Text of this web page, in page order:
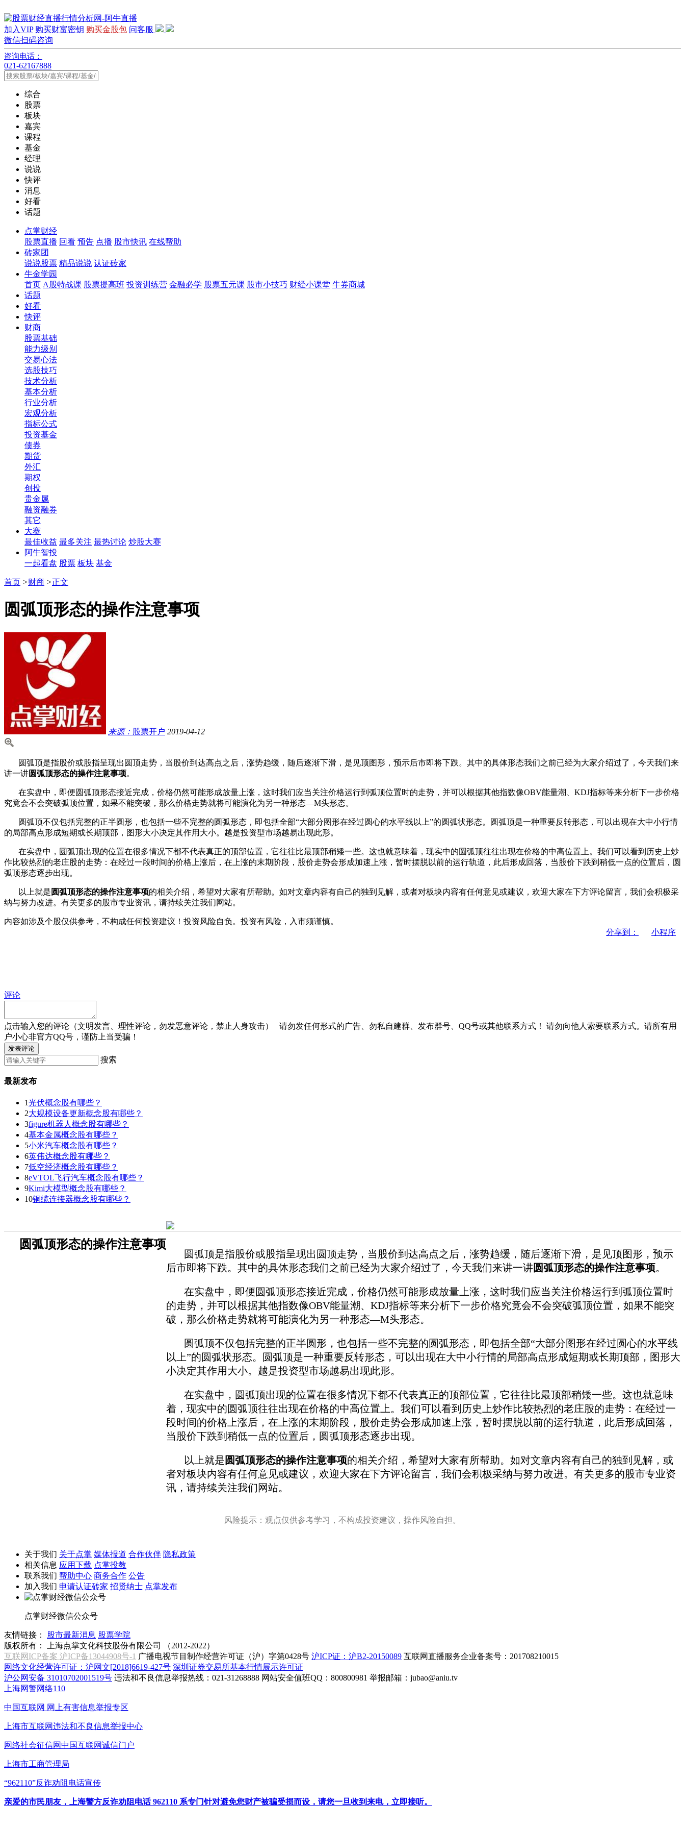
加入VIP 购买财富密钥 购买金股包 问客服
微信扫码咨询
咨询电话：
021-62167888
综合
股票
板块
嘉宾
课程
基金
经理
说说
快评
消息
好看
话题
点掌财经
股票直播 回看 预告 点播 股市快讯 在线帮助
砖家团
说说股票 精品说说 认证砖家
牛金学园
首页 A股特战课 股票提高班 投资训练营 金融必学 股票五元课 股市小技巧 财经小课堂 牛券商城
话题
好看
快评
财商
股票基础
能力级别
交易心法
选股技巧
技术分析
基本分析
行业分析
宏观分析
指标公式
投资基金
债券
期货
外汇
期权
创投
贵金属
融资融券
其它
大赛
最佳收益 最多关注 最热讨论 炒股大赛
阿牛智投
一起看盘 股票 板块 基金
首页 >财商 >正文
圆弧顶形态的操作注意事项
来源： 股票开户 2019-04-12
圆弧顶是指股价或股指呈现出圆顶走势，当股价到达高点之后，涨势趋缓，随后逐渐下滑，是见顶图形，预示后市即将下跌。其中的具体形态我们之前已经为大家介绍过了，今天我们来
讲一讲圆弧顶形态的操作注意事项。
在实盘中，即便圆弧顶形态接近完成，价格仍然可能形成放量上涨，这时我们应当关注价格运行到弧顶位置时的走势，并可以根据其他指数像OBV能量潮、KDJ指标等来分析下一步价格
究竟会不会突破弧顶位置，如果不能突破，那么价格走势就将可能演化为另一种形态—M头形态。
圆弧顶不仅包括完整的正半圆形，也包括一些不完整的圆弧形态，即包括全部“大部分图形在经过圆心的水平线以上”的圆弧状形态。圆弧顶是一种重要反转形态，可以出现在大中小行情
的局部高点形成短期或长期顶部，图形大小决定其作用大小。越是投资型市场越易出现此形。
在实盘中，圆弧顶出现的位置在很多情况下都不代表真正的顶部位置，它往往比最顶部稍矮一些。这也就意味着，现实中的圆弧顶往往出现在价格的中高位置上。我们可以看到历史上炒
作比较热烈的老庄股的走势：在经过一段时间的价格上涨后，在上涨的末期阶段，股价走势会形成加速上涨，暂时摆脱以前的运行轨道，此后形成回落，当股价下跌到稍低一点的位置后，圆
弧顶形态逐步出现。
以上就是 圆弧顶形态的操作注意事项的相关介绍，希望对大家有所帮助。如对文章内容有自己的独到见解，或者对板块内容有任何意见或建议，欢迎大家在下方评论留言，我们会积极采
纳与努力改进。有关更多的股市专业资讯，请持续关注我们网站。
内容如涉及个股仅供参考，不构成任何投资建议！投资风险自负。投资有风险，入市须谨慎。
分享到：
小程序
评论
点击输入您的评论（文明发言、理性评论，勿发恶意评论，禁止人身攻击） 请勿发任何形式的广告、勿私自建群、发布群号、QQ号或其他联系方式！
请勿向他人索要联系方式。请所有用
户小心非官方QQ号，谨防上当受骗！
发表评论
搜索
最新发布
1光伏概念股有哪些？
2大规模设备更新概念股有哪些？
3figure机器人概念股有哪些？
4基本金属概念股有哪些？
5小米汽车概念股有哪些？
6英伟达概念股有哪些？
7低空经济概念股有哪些？
8eVTOL飞行汽车概念股有哪些？
9Kimi大模型概念股有哪些？
10铜缆连接器概念股有哪些？
圆弧顶形态的操作注意事项
圆弧顶是指股价或股指呈现出圆顶走势，当股价到达高点之后，涨势趋缓，随后逐渐下滑，是见顶图形，预示
后市即将下跌。其中的具体形态我们之前已经为大家介绍过了，今天我们来讲一讲圆弧顶形态的操作注意事项。
在实盘中，即便圆弧顶形态接近完成，价格仍然可能形成放量上涨，这时我们应当关注价格运行到弧顶位置时
的走势，并可以根据其他指数像OBV能量潮、KDJ指标等来分析下一步价格究竟会不会突破弧顶位置，如果不能突
破，那么价格走势就将可能演化为另一种形态—M头形态。
圆弧顶不仅包括完整的正半圆形，也包括一些不完整的圆弧形态，即包括全部“大部分图形在经过圆心的水平线
以上”的圆弧状形态。圆弧顶是一种重要反转形态，可以出现在大中小行情的局部高点形成短期或长期顶部，图形大
小决定其作用大小。越是投资型市场越易出现此形。
在实盘中，圆弧顶出现的位置在很多情况下都不代表真正的顶部位置，它往往比最顶部稍矮一些。这也就意味
着，现实中的圆弧顶往往出现在价格的中高位置上。我们可以看到历史上炒作比较热烈的老庄股的走势：在经过一
段时间的价格上涨后，在上涨的末期阶段，股价走势会形成加速上涨，暂时摆脱以前的运行轨道，此后形成回落，
当股价下跌到稍低一点的位置后，圆弧顶形态逐步出现。
以上就是圆弧顶形态的操作注意事项的相关介绍，希望对大家有所帮助。如对文章内容有自己的独到见解，或
者对板块内容有任何意见或建议，欢迎大家在下方评论留言，我们会积极采纳与努力改进。有关更多的股市专业资
讯，请持续关注我们网站。
风险提示：观点仅供参考学习，不构成投资建议，操作风险自担。
关于我们 关于点掌 媒体报道 合作伙伴 隐私政策
相关信息 应用下载 点掌投教
联系我们 帮助中心 商务合作 公告
加入我们 申请认证砖家 招贤纳士 点掌发布
点掌财经微信公众号
友情链接： 股市最新消息 股票学院
版权所有：
上海点掌文化科技股份有限公司 （2012-2022）
互联网ICP备案 沪ICP备13044908号-1 广播电视节目制作经营许可证（沪）字第0428号 沪ICP证：沪B2-20150089 互联网直播服务企业备案号：201708210015
网络文化经营许可证：沪网文[2018]6619-427号 深圳证券交易所基本行情展示许可证
沪公网安备 31010702001519号 违法和不良信息举报热线：021-31268888 网站安全值班QQ：800800981 举报邮箱： jubao@aniu.tv
上海网警网络110
中国互联网 网上有害信息举报专区
上海市互联网违法和不良信息举报中心
网络社会征信网中国互联网诚信门户
上海市工商管理局
“962110”反诈劝阻电话宣传
亲爱的市民朋友，上海警方反诈劝阻电话 962110 系专门针对避免您财产被骗受损而设，请您一旦收到来电，立即接听。